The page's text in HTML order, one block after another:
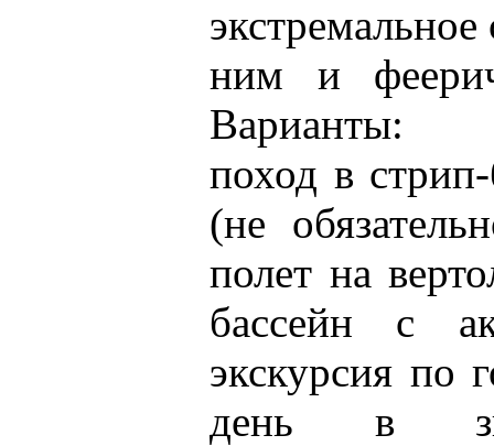
ним и
Варианты:
поход в
(не
полет на
бассейн с
экскурсия по
день в